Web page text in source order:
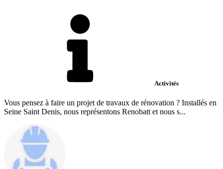
Activités
Vous pensez à faire un projet de travaux de rénovation ? Installés en
Seine Saint Denis, nous représentons Renobatt et nous s...